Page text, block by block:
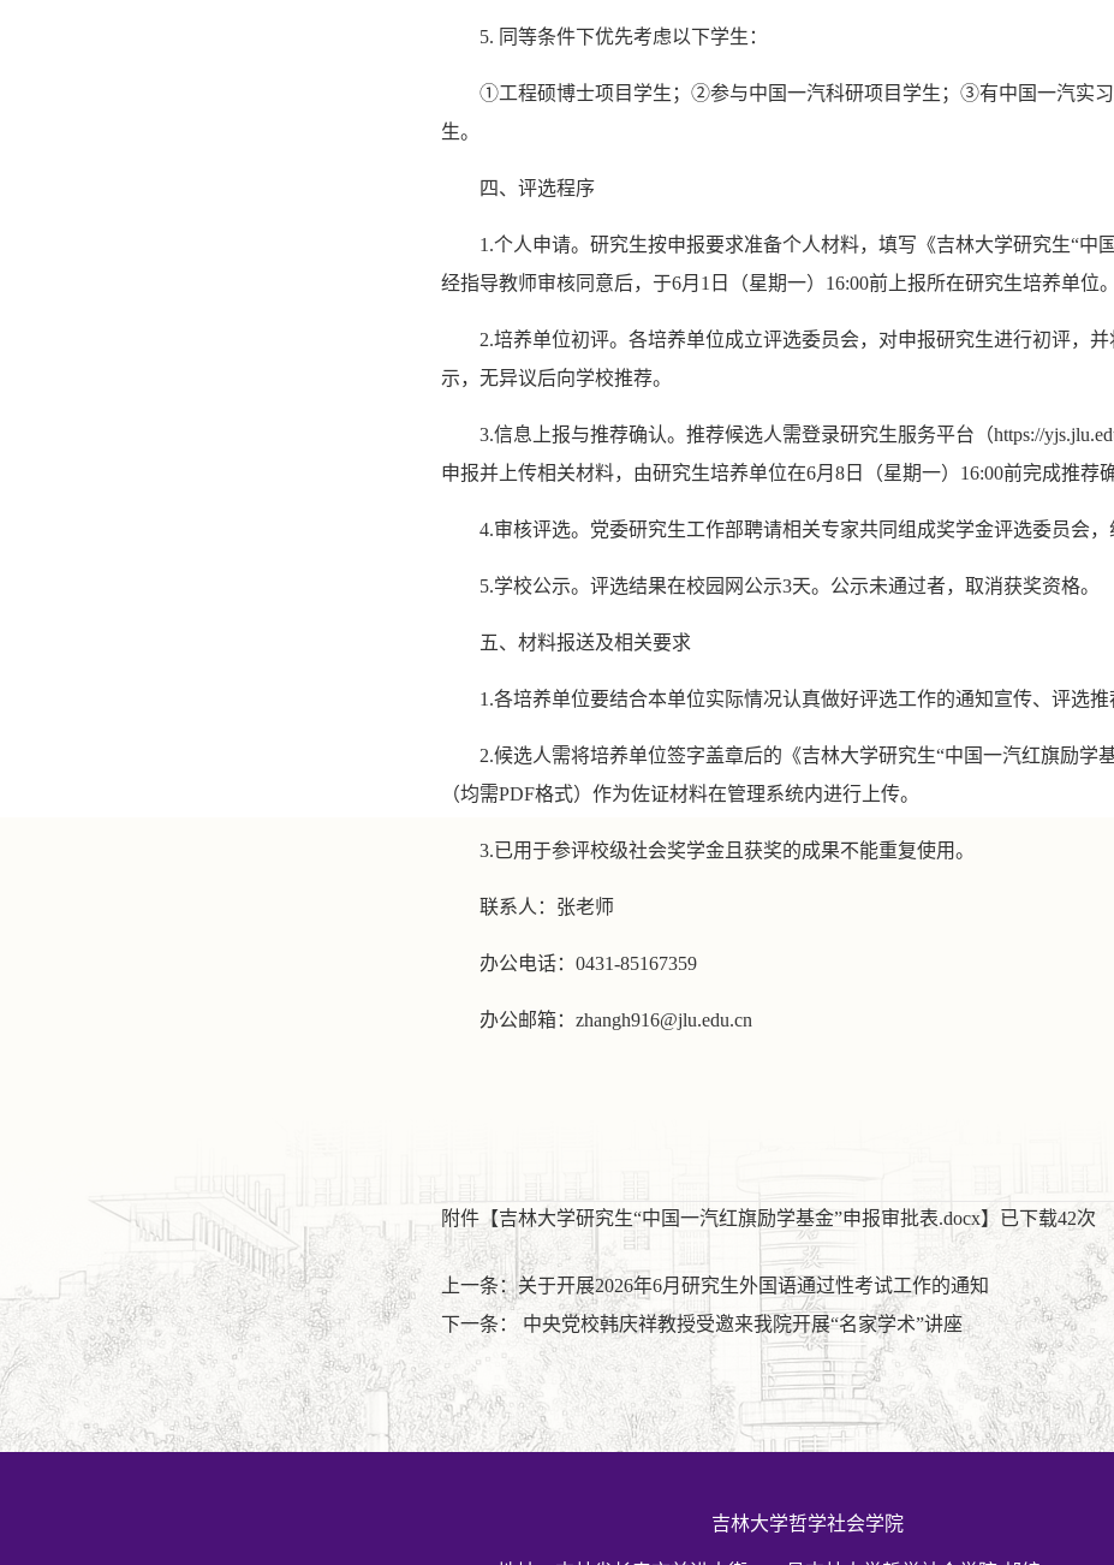
5. 同等条件下优先考虑以下学生：
①工程硕博士项目学生；②参与中国一汽科研项目学生；③有中国一汽实
生。
四、评选程序
1.个人申请。研究生按申报要求准备个人材料，填写《吉林大学研究生“中
经指导教师审核同意后，于6月1日（星期一）16:00前上报所在研究生培养单位。
2.培养单位初评。各培养单位成立评选委员会，对申报研究生进行初评，
示，无异议后向学校推荐。
3.信息上报与推荐确认。推荐候选人需登录研究生服务平台（https://
申报并上传相关材料，由研究生培养单位在6月8日（星期一）16:00前完成推荐确
4.审核评选。党委研究生工作部聘请相关专家共同组成奖学金评选委员会，
5.学校公示。评选结果在校园网公示3天。公示未通过者，取消获奖资格。
五、材料报送及相关要求
1.各培养单位要结合本单位实际情况认真做好评选工作的通知宣传、评选推
2.候选人需将培养单位签字盖章后的《吉林大学研究生“中国一汽红旗励学
（均需PDF格式）作为佐证材料在管理系统内进行上传。
3.已用于参评校级社会奖学金且获奖的成果不能重复使用。
联系人：张老师
办公电话：0431-85167359
办公邮箱：zhangh916@jlu.edu.cn
附件【吉林大学研究生“中国一汽红旗励学基金”申报审批表.docx】已下载42次
上一条：关于开展2026年6月研究生外国语通过性考试工作的通知
下一条： 中央党校韩庆祥教授受邀来我院开展“名家学术”讲座
吉林大学哲学社会学院